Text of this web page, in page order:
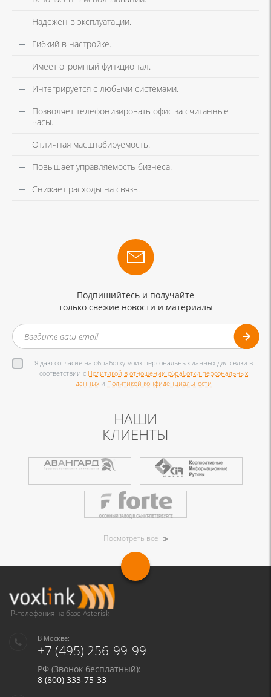
Надежен в эксплуатации.
Гибкий в настройке.
Имеет огромный функционал.
Интегрируется с любыми системами.
Позволяет телефонизировать офис за считанные
часы.
Отличная масштабируемость.
Повышает управляемость бизнеса.
Снижает расходы на связь.
Подпишийтесь и получайте
только свежие новости и материалы
Я даю согласие на обработку моих персональных данных для связи в
соответствии с Политикой в отношении обработки персональных
данных и Политикой конфиденциальности
НАШИ
КЛИЕНТЫ
Посмотреть все
IP-телефония на базе Asterisk
В Москве:
+7 (495) 256-99-99
РФ (Звонок бесплатный):
8 (800) 333-75-33